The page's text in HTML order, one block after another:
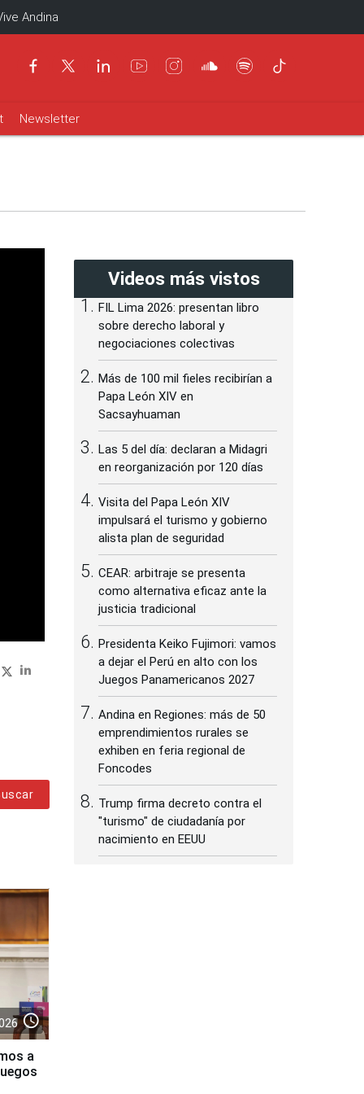
Andina
Newsletter
access_time
a
Videos más vistos
FIL Lima 2026: presentan libro
sobre derecho laboral y
negociaciones colectivas
Más de 100 mil fieles recibirían a
Papa León XIV en
Sacsayhuaman
Las 5 del día: declaran a Midagri
en reorganización por 120 días
Visita del Papa León XIV
impulsará el turismo y gobierno
alista plan de seguridad
CEAR: arbitraje se presenta
como alternativa eficaz ante la
justicia tradicional
Presidenta Keiko Fujimori: vamos
a dejar el Perú en alto con los
Juegos Panamericanos 2027
Andina en Regiones: más de 50
emprendimientos rurales se
exhiben en feria regional de
Foncodes
Trump firma decreto contra el
"turismo" de ciudadanía por
nacimiento en EEUU